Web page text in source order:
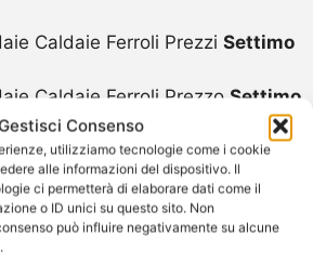
Gestisci Consenso
utilizziamo tecnologie come i cookie
alle informazioni del dispositivo. Il
ci permetterà di elaborare dati come il
o ID unici su questo sito. Non
può influire negativamente su alcune
Caldaie Ferroli Prezzi Settimo
Caldaie Ferroli Prezzo Settimo
FerroliSettimo Milanese
Acqua Elettrico FerroliSettimo
Acqua a Gas FerroliSettimo